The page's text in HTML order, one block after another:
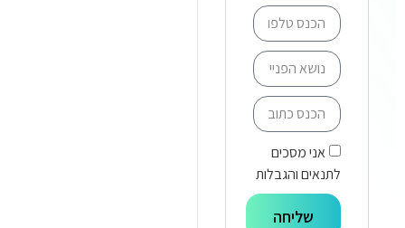
אני מסכים
לתנאים והגבלות
שליחה